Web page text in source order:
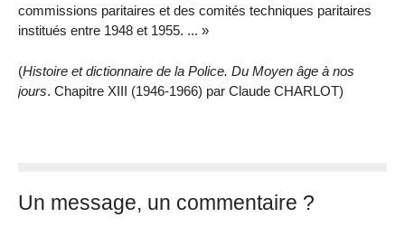
commissions paritaires et des comités techniques paritaires
institués entre 1948 et 1955. ... »
(Histoire et dictionnaire de la Police. Du Moyen âge à nos
jours. Chapitre XIII (1946-1966) par Claude CHARLOT)
Un message, un commentaire ?